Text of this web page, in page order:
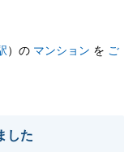
）の マンション を ご
した